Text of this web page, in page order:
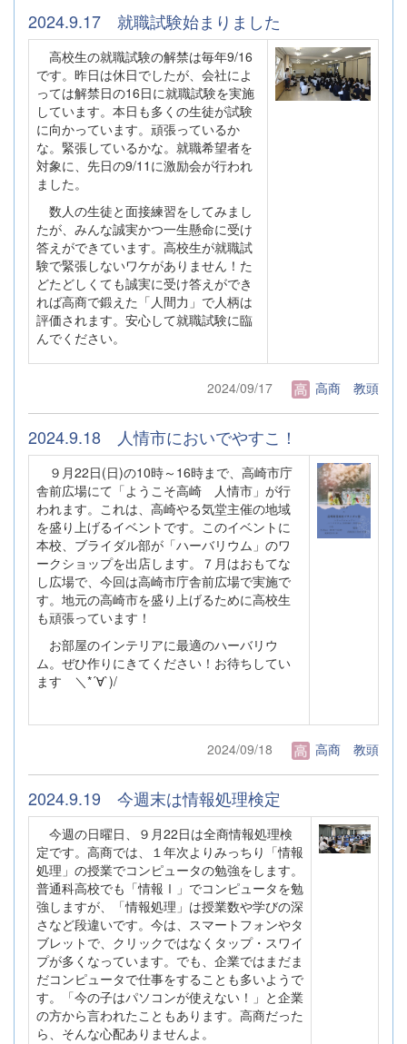
2024.9.17 就職試験始まりました
高校生の就職試験の解禁は毎年9/16
です。昨日は休日でしたが、会社によ
っては解禁日の16日に就職試験を実施
しています。本日も多くの生徒が試験
に向かっています。頑張っているか
な。緊張しているかな。就職希望者を
対象に、先日の9/11に激励会が行われ
ました。
数人の生徒と面接練習をしてみまし
たが、みんな誠実かつ一生懸命に受け
答えができています。高校生が就職試
験で緊張しないワケがありません！た
どたどしくても誠実に受け答えができ
れば高商で鍛えた「人間力」で人柄は
評価されます。安心して就職試験に臨
んでください。
2024/09/17 高商 教頭
2024.9.18 人情市においでやすこ！
９月22日(日)の10時～16時まで、高崎市庁
舎前広場にて「ようこそ高崎 人情市」が行
われます。これは、高崎やる気堂主催の地域
を盛り上げるイベントです。このイベントに
本校、ブライダル部が「ハーバリウム」のワ
ークショップを出店します。７月はおもてな
し広場で、今回は高崎市庁舎前広場で実施で
す。地元の高崎市を盛り上げるために高校生
も頑張っています！
お部屋のインテリアに最適のハーバリウ
ム。ぜひ作りにきてください！お待ちしてい
ます ＼*´∀`)/
2024/09/18 高商 教頭
2024.9.19 今週末は情報処理検定
今週の日曜日、９月22日は全商情報処理検
定です。高商では、１年次よりみっちり「情報
処理」の授業でコンピュータの勉強をします。
普通科高校でも「情報Ⅰ」でコンピュータを勉
強しますが、「情報処理」は授業数や学びの深
さなど段違いです。今は、スマートフォンやタ
ブレットで、クリックではなくタップ・スワイ
プが多くなっています。でも、企業ではまだま
だコンピュータで仕事をすることも多いようで
す。「今の子はパソコンが使えない！」と企業
の方から言われたこともあります。高商だった
ら、そんな心配ありませんよ。